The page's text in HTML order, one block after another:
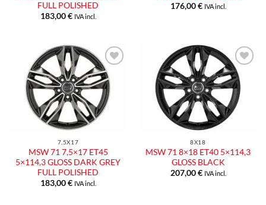
FULL POLISHED
183,00€ IVA incl.
176,00€ IVA incl.
Aggiungi
alla lista
dei
desideri
7,5X17
MSW 71 7,5×17 ET45
5×114,3 GLOSS DARK GREY
FULL POLISHED
183,00€ IVA incl.
Aggiungi
alla lista
dei
desideri
8X18
MSW 71 8×18 ET40 5×114,3
GLOSS BLACK
207,00€ IVA incl.